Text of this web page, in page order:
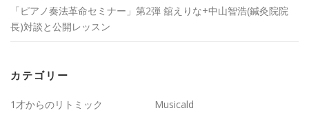
「ピアノ奏法革命セミナー」第2弾 舘えりな+中山智浩(鍼灸院院
長)対談と公開レッスン
カテゴリー
1才からのリトミック
Musicald